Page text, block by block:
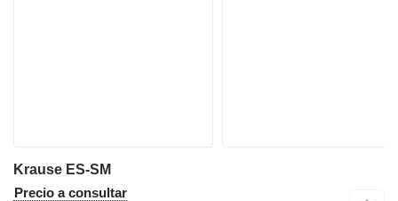
Krause ES-SM
Precio a consultar